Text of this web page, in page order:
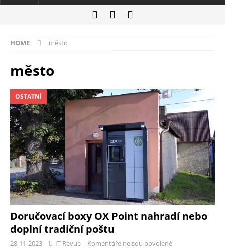
HOME město
město
OSTATNÍ
Doručovací boxy OX Point nahradí nebo
doplní tradiční poštu
28-11-2023 IT Revue Komentáře nejsou povolené